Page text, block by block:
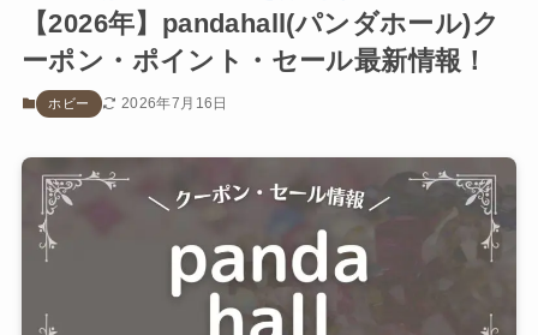
【2026年】pandahall(パンダホール)ク
ーポン・ポイント・セール最新情報！
ホビー 2026年7月16日